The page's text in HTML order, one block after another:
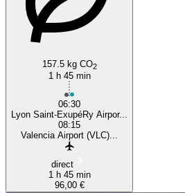
157.5 kg CO2
1 h 45 min
06:30
Lyon Saint-ExupéRy Airpor...
08:15
Valencia Airport (VLC)...
direct
1 h 45 min
96,00 €